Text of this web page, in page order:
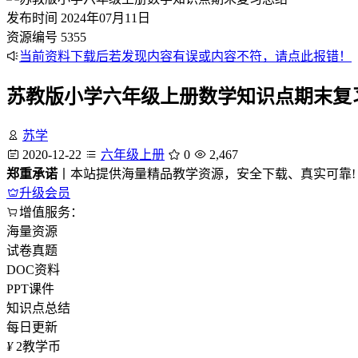
发布时间 2024年07月11日
资源编号 5355
当前资料下载后若发现内容有误或内容不符，请点此报错！
苏教版小学六年级上册数学知识点期末复
苏学
2020-12-22
六年级上册 0
2,467
郑重承诺 丨本站提供海量精品教学资源，安全下载、真实可靠!
升级会员
增值服务：
海量资源
试卷真题
DOC资料
PPT课件
知识点总结
每日更新
¥ 2教学币